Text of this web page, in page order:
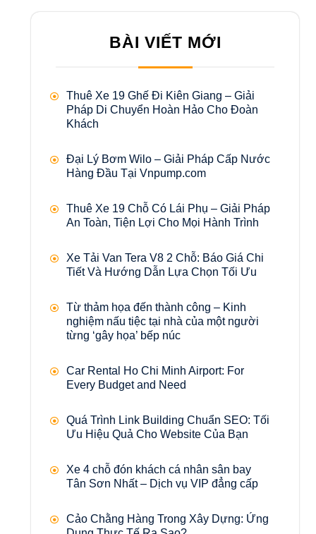
BÀI VIẾT MỚI
Thuê Xe 19 Ghế Đi Kiên Giang – Giải
Pháp Di Chuyển Hoàn Hảo Cho Đoàn
Khách
Đại Lý Bơm Wilo – Giải Pháp Cấp Nước
Hàng Đầu Tại Vnpump.com
Thuê Xe 19 Chỗ Có Lái Phụ – Giải Pháp
An Toàn, Tiện Lợi Cho Mọi Hành Trình
Xe Tải Van Tera V8 2 Chỗ: Báo Giá Chi
Tiết Và Hướng Dẫn Lựa Chọn Tối Ưu
Từ thảm họa đến thành công – Kinh
nghiệm nấu tiệc tại nhà của một người
từng ‘gây họa’ bếp núc
Car Rental Ho Chi Minh Airport: For
Every Budget and Need
Quá Trình Link Building Chuẩn SEO: Tối
Ưu Hiệu Quả Cho Website Của Bạn
Xe 4 chỗ đón khách cá nhân sân bay
Tân Sơn Nhất – Dịch vụ VIP đẳng cấp
Cảo Chằng Hàng Trong Xây Dựng: Ứng